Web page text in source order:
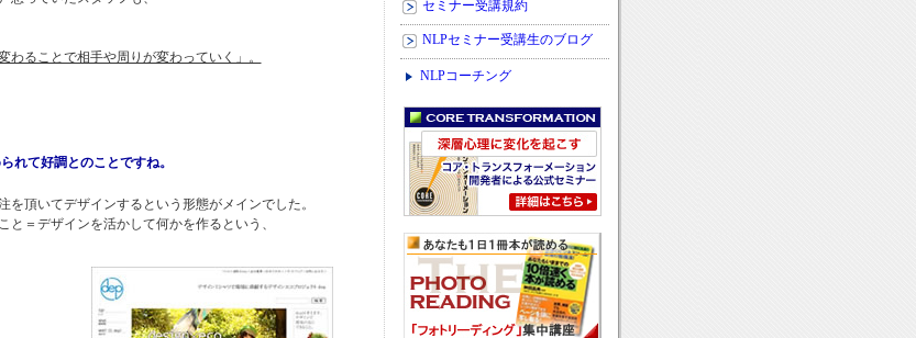
わることで相手や周りが変わっていく」。
れて好調とのことですね。
頂いてデザインするという形態がメインでした。
＝デザインを活かして何かを作るという、
セミナー受講規約
NLPセミナー受講生のブログ
NLPコーチング